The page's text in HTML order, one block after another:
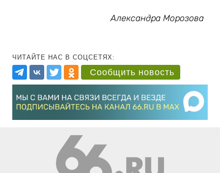
Александра Морозова
ЧИТАЙТЕ НАС В СОЦСЕТЯХ:
Сообщить новость